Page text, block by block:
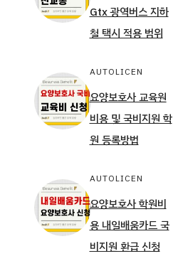
Gtx 광역버스 지하
철 택시 적용 범위
AUTOLICEN
요양보호사 교육원
비용 및 국비지원 학
원 등록방법
AUTOLICEN
요양보호사 학원비
용 내일배움카드 국
비지원 환급 신청